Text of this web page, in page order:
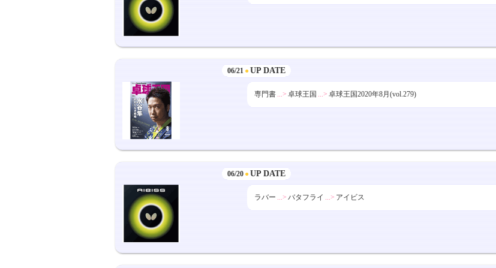
●
06/21 UP DATE
専門書 ...> 卓球王国 ...> 卓球王国2020年8月(vol.279)
●
06/20 UP DATE
ラバー ...> バタフライ ...> アイビス